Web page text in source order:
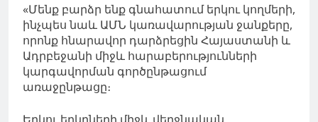
«Մենք բարձր ենք գնահատում երկու կողմերի,
ինչպես նաև ԱՄՆ կառավարության ջանքերը,
որոնք հնարավոր դարձրեցին Հայաստանի և
Ադրբեջանի միջև հարաբերությունների
կարգավորման գործընթացում
առաջընթացը։